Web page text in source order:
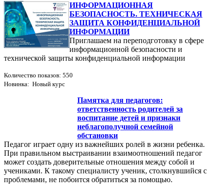
ИНФОРМАЦИОННАЯ
БЕЗОПАСНОСТЬ. ТЕХНИЧЕСКАЯ
ЗАЩИТА КОНФИДЕНЦИАЛЬНОЙ
ИНФОРМАЦИИ
Приглашаем на переподготовку в сфере
информационной безопасности и
технической защиты конфиденциальной информации
Количество показов: 550
Новинка: Новый курс
Памятка для педагогов:
ответственность родителей за
воспитание детей и признаки
неблагополучной семейной
обстановки
Педагог играет одну из важнейших ролей в жизни ребенка.
При правильном выстраивании взаимоотношений педагог
может создать доверительные отношения между собой и
учениками. К такому специалисту ученик, столкнувшийся с
проблемами, не побоится обратиться за помощью.